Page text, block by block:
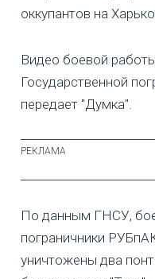
оккупантов на
Видео боевой
Государственной
передает "Думка".
По данным ГНСУ,
пограничники
уничтожены два